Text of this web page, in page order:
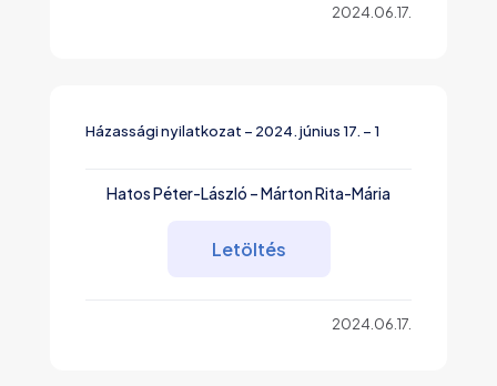
2024.06.17.
Házassági nyilatkozat – 2024. június 17. – 1
Hatos Péter-László – Márton Rita-Mária
Letöltés
2024.06.17.